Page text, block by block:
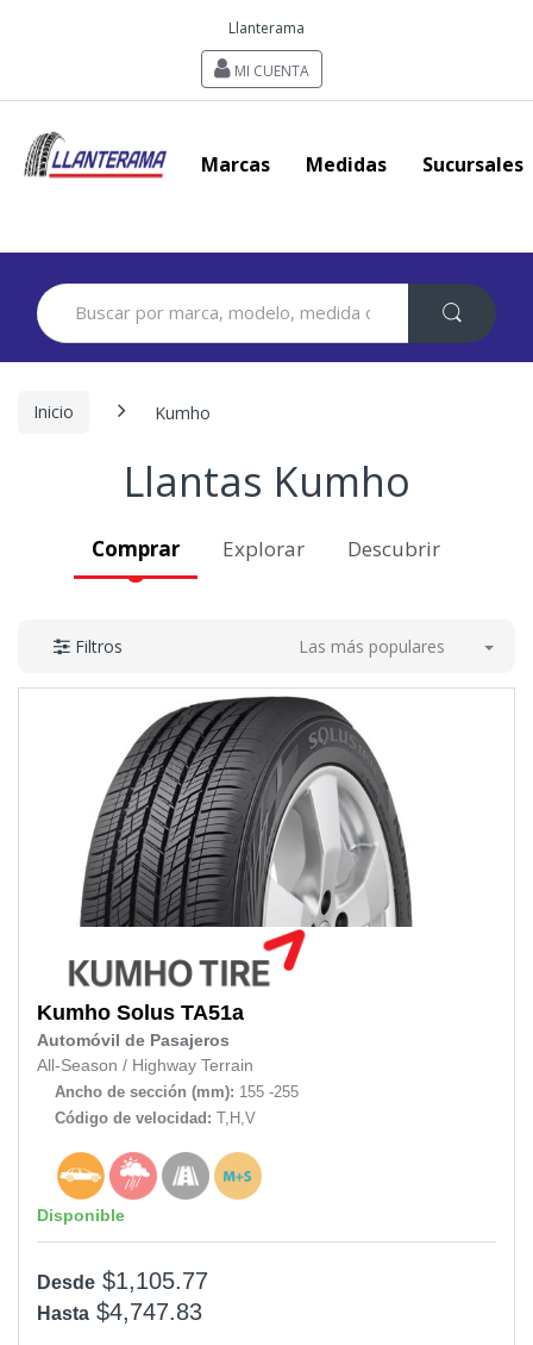
Llanterama
MI CUENTA
Marcas Medidas Sucursales
Search
for:
Inicio Kumho
Llantas Kumho
Comprar Explorar Descubrir
Filtros Las más populares
Kumho Solus TA51a
Automóvil de Pasajeros
All-Season / Highway Terrain
Ancho de sección (mm): 155 -255
Código de velocidad: T,H,V
Disponible
Desde $1,105.77
Hasta $4,747.83